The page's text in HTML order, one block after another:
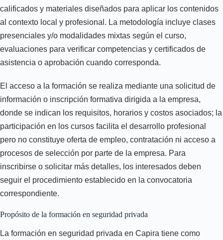
calificados y materiales diseñados para aplicar los contenidos
al contexto local y profesional. La metodología incluye clases
presenciales y/o modalidades mixtas según el curso,
evaluaciones para verificar competencias y certificados de
asistencia o aprobación cuando corresponda.
El acceso a la formación se realiza mediante una solicitud de
información o inscripción formativa dirigida a la empresa,
donde se indican los requisitos, horarios y costos asociados; la
participación en los cursos facilita el desarrollo profesional
pero no constituye oferta de empleo, contratación ni acceso a
procesos de selección por parte de la empresa. Para
inscribirse o solicitar más detalles, los interesados deben
seguir el procedimiento establecido en la convocatoria
correspondiente.
Propósito de la formación en seguridad privada
La formación en seguridad privada en Capira tiene como